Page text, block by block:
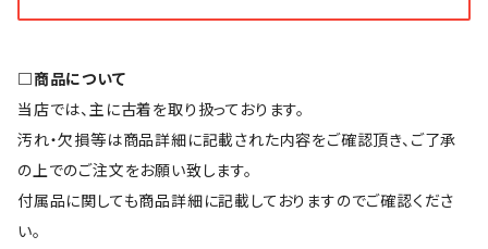
□商品について
当店では、主に古着を取り扱っております。
汚れ・欠損等は商品詳細に記載された内容をご確認頂き、ご了承
の上でのご注文をお願い致します。
付属品に関しても商品詳細に記載しておりますのでご確認くださ
い。